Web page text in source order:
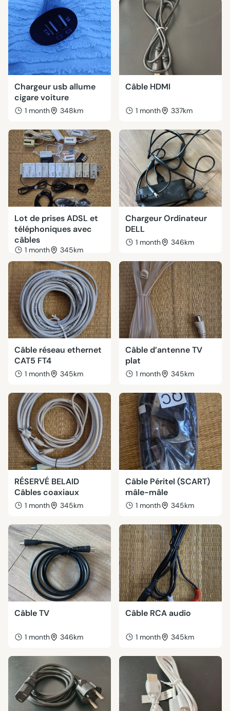
Chargeur usb allume
cigare voiture
1 month 348km
Câble HDMI
1 month 337km
Lot de prises ADSL et
téléphoniques avec
câbles
1 month 345km
Chargeur Ordinateur
DELL
1 month 346km
Câble réseau ethernet
CAT5 FT4
1 month 345km
Câble d’antenne TV
plat
1 month 345km
RÉSERVÉ BELAID
Câbles coaxiaux
1 month 345km
Câble Péritel (SCART)
mâle-mâle
1 month 345km
Câble TV
1 month 346km
Câble RCA audio
1 month 345km